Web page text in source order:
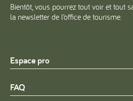
Bientôt, vous pourrez tout voir et tout
la newsletter de l’office de tourisme.
Espace pro
FAQ